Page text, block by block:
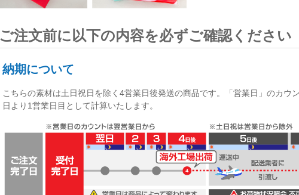
ご注文前に以下の内容を必ずご確認ください
納期について
こちらの素材は土日祝日を除く4営業日後発送の商品です。「営業日」のカウ
日より1営業日目として計算いたします。